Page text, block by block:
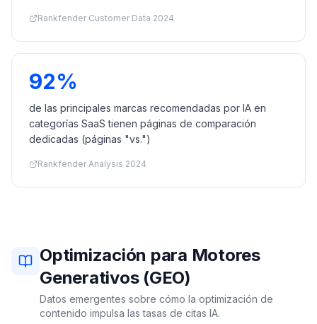
Rankfender Customer Data 2024
92%
de las principales marcas recomendadas por IA en
categorías SaaS tienen páginas de comparación
dedicadas (páginas "vs.")
Rankfender Analysis 2024
Optimización para Motores
Generativos (GEO)
Datos emergentes sobre cómo la optimización de
contenido impulsa las tasas de citas IA.